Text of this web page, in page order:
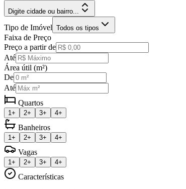
Digite cidade ou bairro...
Tipo de Imóvel Todos os tipos
Faixa de Preço
Preço a partir de
Até
Área útil (m²)
De
Até
Quartos
1+ 2+ 3+ 4+
Banheiros
1+ 2+ 3+ 4+
Vagas
1+ 2+ 3+ 4+
Características